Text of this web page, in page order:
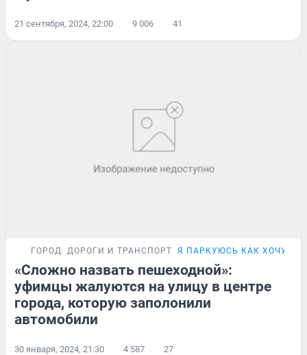
21 сентября, 2024, 22:00 9 006 41
ГОРОД ДОРОГИ И ТРАНСПОРТ Я ПАРКУЮСЬ КАК ХОЧУ
«Сложно назвать пешеходной»:
уфимцы жалуются на улицу в центре
города, которую заполонили
автомобили
30 января, 2024, 21:30 4 587 27